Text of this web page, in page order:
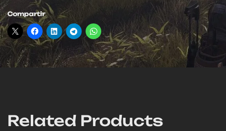
Compartir
Related Products